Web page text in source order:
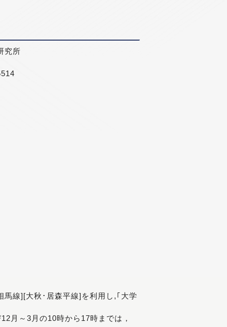
究所
線][大秋･居森平線]を利用し,｢大学
月～3月の10時から17時までは，